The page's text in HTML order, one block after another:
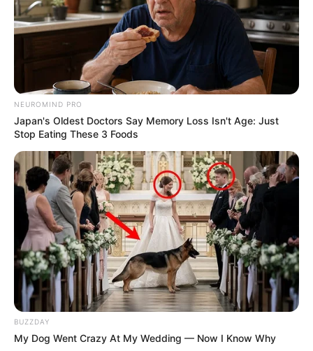
NEUROMIND PRO
Japan's Oldest Doctors Say Memory Loss Isn't Age: Just
Stop Eating These 3 Foods
BUZZDAY
My Dog Went Crazy At My Wedding — Now I Know Why